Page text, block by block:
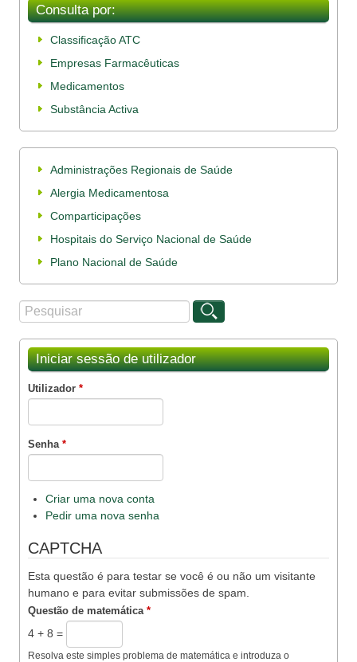
Consulta por:
Classificação ATC
Empresas Farmacêuticas
Medicamentos
Substância Activa
Administrações Regionais de Saúde
Alergia Medicamentosa
Comparticipações
Hospitais do Serviço Nacional de Saúde
Plano Nacional de Saúde
Formulário de procura
Procurar
Iniciar sessão de utilizador
Utilizador *
Senha *
Criar uma nova conta
Pedir uma nova senha
CAPTCHA
Esta questão é para testar se você é ou não um visitante
humano e para evitar submissões de spam.
Questão de matemática *
4 + 8 =
Resolva este simples problema de matemática e introduza o